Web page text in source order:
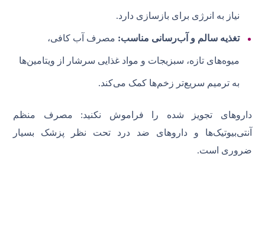
نیاز به انرژی برای بازسازی دارد.
تغذیه سالم و آب‌رسانی مناسب: مصرف آب کافی،
میوه‌های تازه، سبزیجات و مواد غذایی سرشار از ویتامین‌ها
به ترمیم سریع‌تر زخم‌ها کمک می‌کند.
داروهای تجویز شده را فراموش نکنید: مصرف منظم
آنتی‌بیوتیک‌ها و داروهای ضد درد تحت نظر پزشک بسیار
ضروری است.